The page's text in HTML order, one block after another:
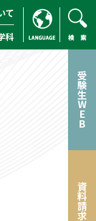
て
科
/CHINESE 検索
受験生WEB
資料請求